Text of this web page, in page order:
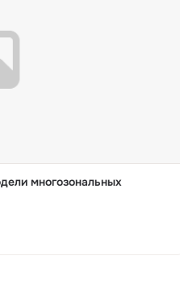
многозональных